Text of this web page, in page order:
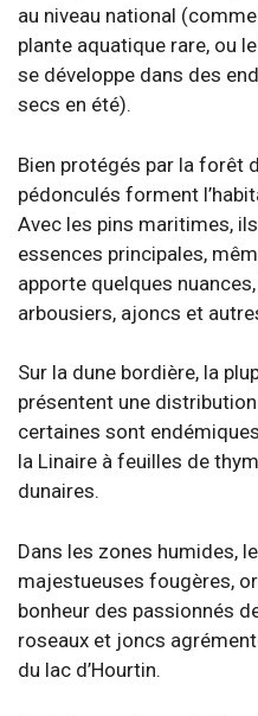
au niveau national
plante aquatique rare, ou
se développe dans des
secs en été).
Bien protégés par la forêt
pédonculés forment
Avec les pins maritimes,
essences principales,
apporte quelques
arbousiers, ajoncs et
Sur la dune bordière, la
présentent une
certaines sont
la Linaire à feuilles de
dunaires.
Dans les zones humides,
majestueuses fougères,
bonheur des passionnés
roseaux et joncs
du lac d’Hourtin.